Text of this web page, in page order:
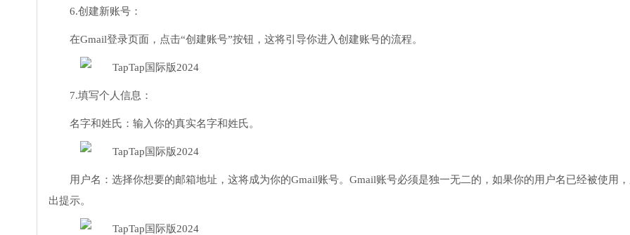
6.创建新账号：
在Gmail登录页面，点击“创建账号”按钮，这将引导你进入创建账号的流程。
7.填写个人信息：
名字和姓氏：输入你的真实名字和姓氏。
用户名：选择你想要的邮箱地址，这将成为你的Gmail账号。Gmail账号必须是独一无二的，如果你的用户名已经被使用
出提示。